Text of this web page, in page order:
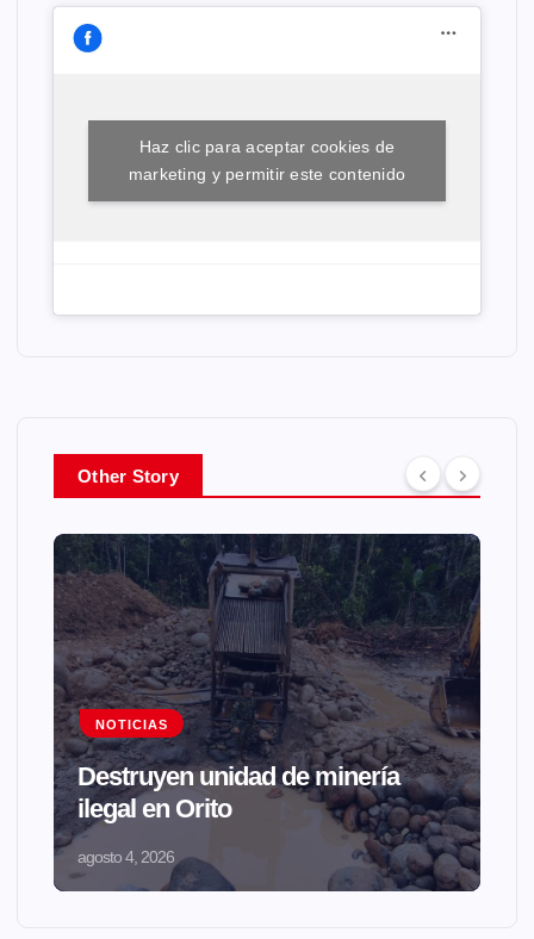
Haz clic para aceptar cookies de
marketing y permitir este contenido
Other Story
NOTICIAS
Destruyen unidad de minería
ilegal en Orito
agosto 4, 2026